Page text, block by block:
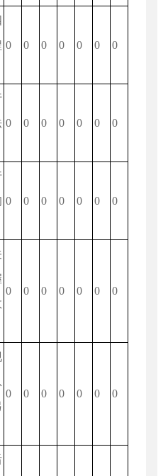
0 0 0 0 0 0 0
0 0 0 0 0 0 0
0 0 0 0 0 0 0
0 0 0 0 0 0 0
0 0 0 0 0 0 0